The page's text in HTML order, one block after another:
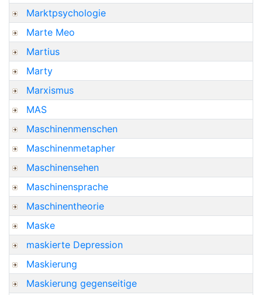
Marktpsychologie
Marte Meo
Martius
Marty
Marxismus
MAS
Maschinenmenschen
Maschinenmetapher
Maschinensehen
Maschinensprache
Maschinentheorie
Maske
maskierte Depression
Maskierung
Maskierung gegenseitige